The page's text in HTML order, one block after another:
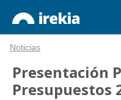
Noticias
Presentación
Presupuestos